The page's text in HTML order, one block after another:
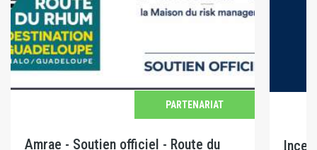
PARTENARIAT
Amrae - Soutien officiel - Route du